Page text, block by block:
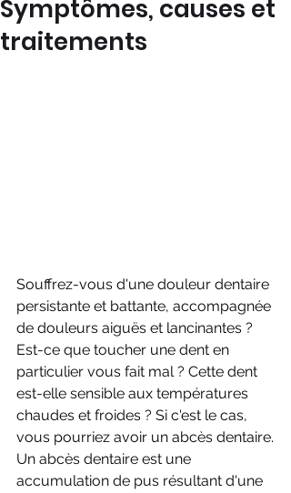
Symptômes, causes et
traitements
Souffrez-vous d'une douleur dentaire
persistante et battante, accompagnée
de douleurs aiguës et lancinantes ?
Est-ce que toucher une dent en
particulier vous fait mal ? Cette dent
est-elle sensible aux températures
chaudes et froides ? Si c'est le cas,
vous pourriez avoir un abcès dentaire.
Un abcès dentaire est une
accumulation de pus résultant d'une